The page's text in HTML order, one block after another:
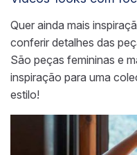
Quer ainda mais
conferir detalhes das
São peças femininas e
inspiração para uma
estilo!